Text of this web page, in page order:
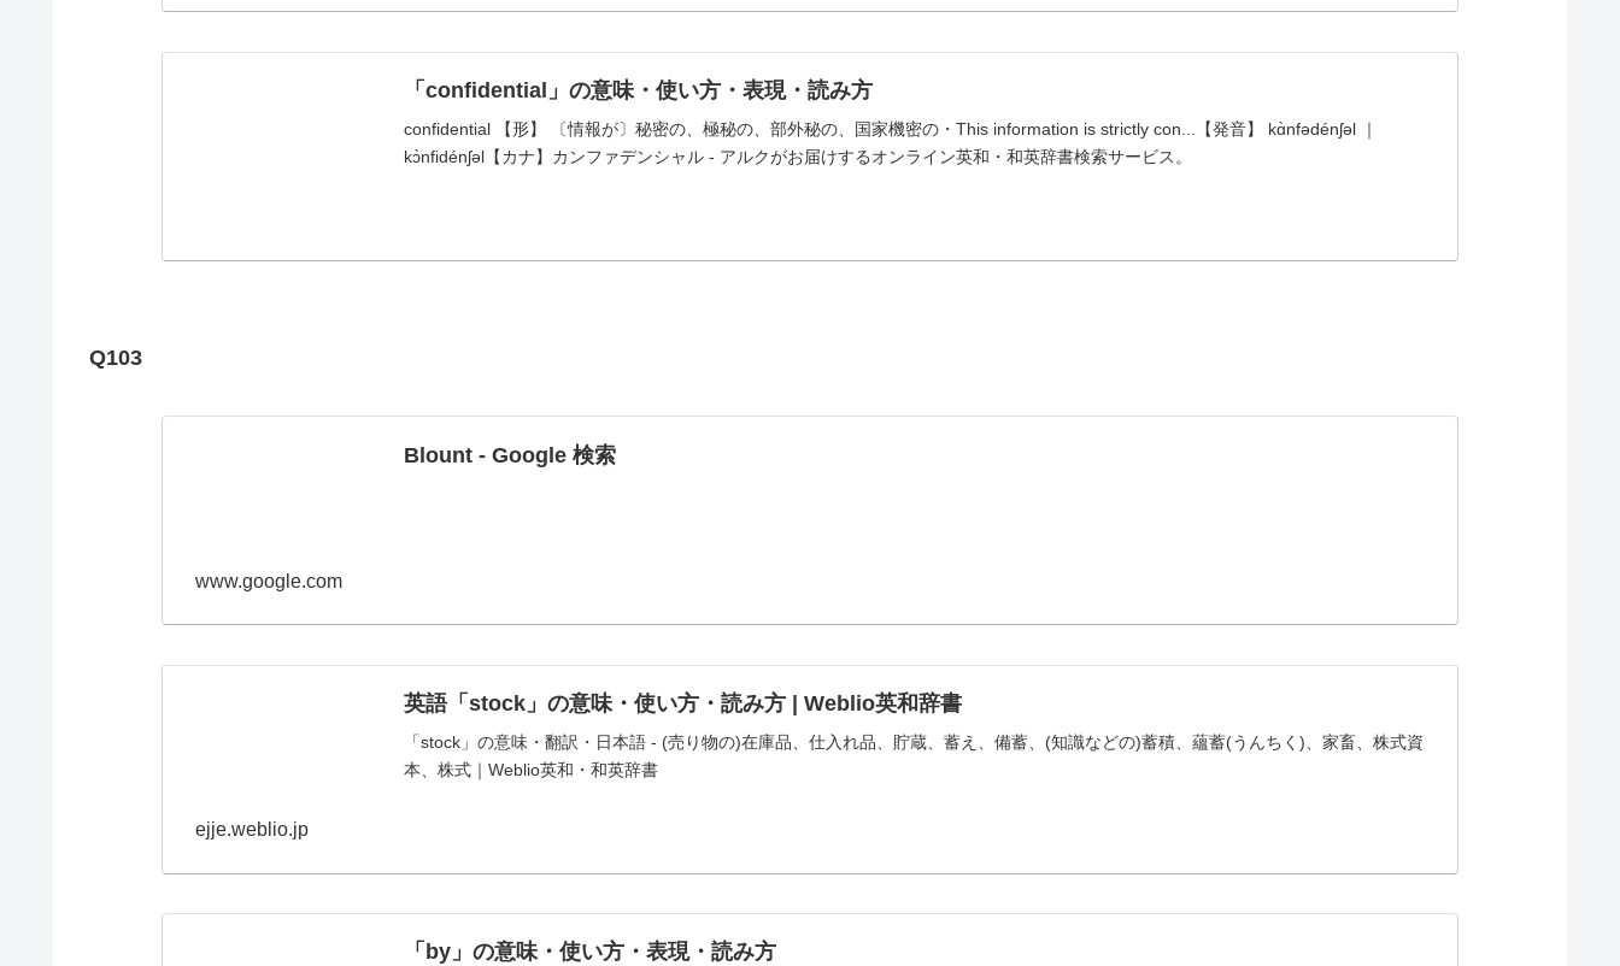
「confidential」の意味・使い方・表現・読み方
confidential 【形】 〔情報が〕秘密の、極秘の、部外秘の、国家機密の・This information is strictly con...【発音】 kɑ̀nfədénʃəl ｜
kɔ̀nfidénʃəl【カナ】カンファデンシャル - アルクがお届けするオンライン英和・和英辞書検索サービス。
Q103
Blount - Google 検索
www.google.com
英語「stock」の意味・使い方・読み方 | Weblio英和辞書
「stock」の意味・翻訳・日本語 - (売り物の)在庫品、仕入れ品、貯蔵、蓄え、備蓄、(知識などの)蓄積、蘊蓄(うんちく)、家畜、株式資
本、株式｜Weblio英和・和英辞書
ejje.weblio.jp
「by」の意味・使い方・表現・読み方